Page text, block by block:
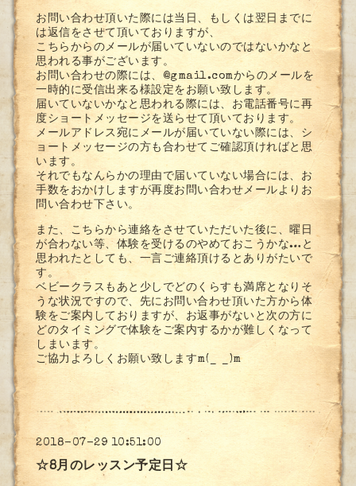
お問い合わせ頂いた際には当日、もしくは翌日までに
は返信をさせて頂いておりますが、
こちらからのメールが届いていないのではないかなと
思われる事がございます。
お問い合わせの際には、@gmail.comからのメールを
一時的に受信出来る様設定をお願い致します。
届いていないかなと思われる際には、お電話番号に再
度ショートメッセージを送らせて頂いております。
メールアドレス宛にメールが届いていない際には、シ
ョートメッセージの方も合わせてご確認頂ければと思
います。
それでもなんらかの理由で届いていない場合には、お
手数をおかけしますが再度お問い合わせメールよりお
問い合わせ下さい。
また、こちらから連絡をさせていただいた後に、曜日
が合わない等、体験を受けるのやめておこうかな…と
思われたとしても、一言ご連絡頂けるとありがたいで
す。
ベビークラスもあと少しでどのくらすも満席となりそ
うな状況ですので、先にお問い合わせ頂いた方から体
験をご案内しておりますが、お返事がないと次の方に
どのタイミングで体験をご案内するかが難しくなって
しまいます。
ご協力よろしくお願い致しますm(_ _)m
2018-07-29 10:51:00
☆8月のレッスン予定日☆